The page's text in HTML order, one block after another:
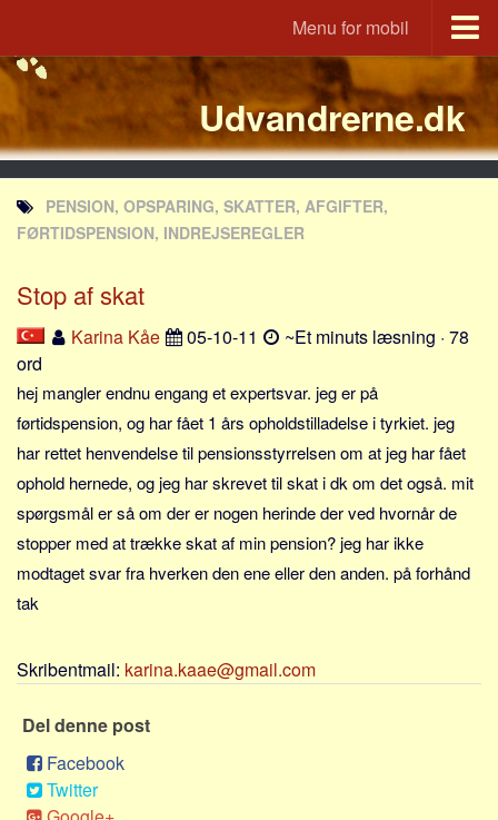
Menu for mobil
Portal
Udvandrerne.dk
Utvandrerne.no
Utvandrarna.se
Tyskland.dk
Rusland.dk
JLKM.dk
Tyrkiet
Spanien
Frankrig
Sverige
Norge
Thailand
Italien
USA
Alle
Nøgleord
Bolig
Udvandrerne.dk
PENSION, OPSPARING, SKATTER, AFGIFTER,
FØRTIDSPENSION, INDREJSEREGLER
Stop af skat
Karina Kåe 05-10-11
~Et minuts læsning · 78
ord
hej mangler endnu engang et expertsvar. jeg er på
førtidspension, og har fået 1 års opholdstilladelse i tyrkiet. jeg
har rettet henvendelse til pensionsstyrrelsen om at jeg har fået
ophold hernede, og jeg har skrevet til skat i dk om det også. mit
spørgsmål er så om der er nogen herinde der ved hvornår de
stopper med at trække skat af min pension? jeg har ikke
modtaget svar fra hverken den ene eller den anden. på forhånd
tak
Skribentmail: karina.kaae@gmail.com
Del denne post
Facebook
Twitter